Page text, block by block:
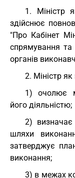
1. Міністр
здійснює
"Про Кабінет
спрямування та
органів
2. Міністр як
1) очолює
його діяльністю;
2) визначає
шляхи
затверджує
виконання;
3) в межах